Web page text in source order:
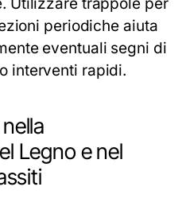
periodiche aiuta
eventuali segni di
interventi rapidi.
Legno e nel